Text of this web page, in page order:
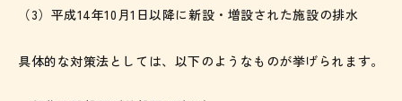
（3）平成14年10月1日以降に新設・増設された施設の排水
具体的な対策法としては、以下のようなものが挙げられます。